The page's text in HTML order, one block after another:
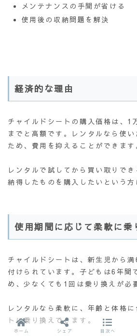
メンテナンスの手間が省ける
使用後の収納問題を解決
経済的な理由
チャイルドシートの購入価格は、1
までと高額です。レンタルなら使
ため、費用を抑えることができます
レンタルで試してから買い取りでき
納得したものを購入したいという方
使用期間に応じて柔軟に乗
チャイルドシートは、新生児から
付けられています。子どもは6年間
め、少なくても1回は乗り換えが必
レンタルなら柔軟に、年齢と体格
トに乗り換えできます。
ホーム シェア 目次へ